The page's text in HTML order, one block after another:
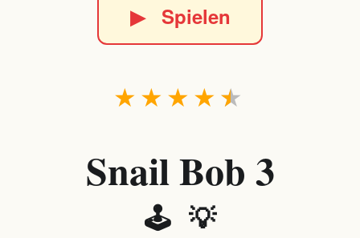
▶Spielen
★
★
★
★
★
Snail Bob 3
🕹️ 💡